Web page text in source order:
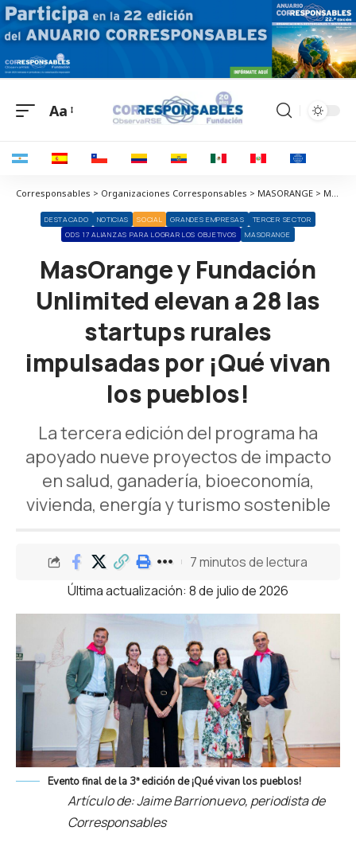
Aa
Corresponsables > Organizaciones Corresponsables > MASORANGE > MasOrange y Fundación Unlimited elevan a 28 las startups rurales impulsadas por ¡Qué vivan los pueblos!
DESTACADO NOTICIAS SOCIAL GRANDES EMPRESAS
TERCER SECTOR
ODS 17 ALIANZAS PARA LOGRAR LOS OBJETIVOS
MASORANGE
MasOrange y Fundación
Unlimited elevan a 28 las
startups rurales
impulsadas por ¡Qué vivan
los pueblos!
La tercera edición del programa ha
apoyado nueve proyectos de impacto
en salud, ganadería, bioeconomía,
vivienda, energía y turismo sostenible
Última actualización: 8 de julio de 2026
7 minutos de lectura
Evento final de la 3ª edición de ¡Qué vivan los pueblos!
Artículo de: Jaime Barrionuevo, periodista de
Corresponsables